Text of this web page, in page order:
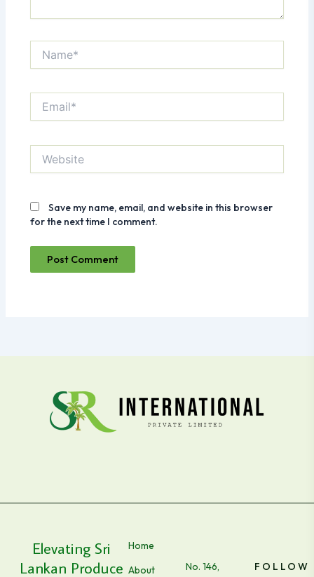
Save my name, email, and website in this browser
for the next time I comment.
Elevating Sri
Lankan Produce
Home
About
No. 146,
FOLLOW